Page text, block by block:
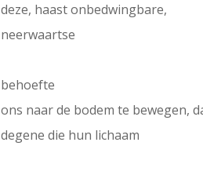
deze, haast onbedwingbare,
neerwaartse
behoefte
ons naar de bodem te bewegen,
degene die hun lichaam